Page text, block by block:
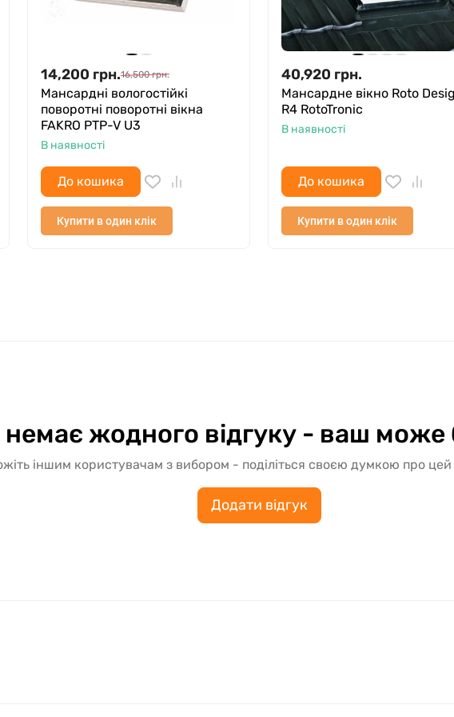
14,200 грн.16,500 грн.
Мансардні вологостійкі
поворотні поворотні вікна
FAKRO PTP-V U3
В наявності
До кошика
Купити в один клік
40,920 грн.
Мансардне вікно Roto
R4 RotoTronic
В наявності
До кошика
Купити в один клік
жодного відгуку - ваш
іншим користувачам з вибором - поділіться своєю думкою про
Додати відгук